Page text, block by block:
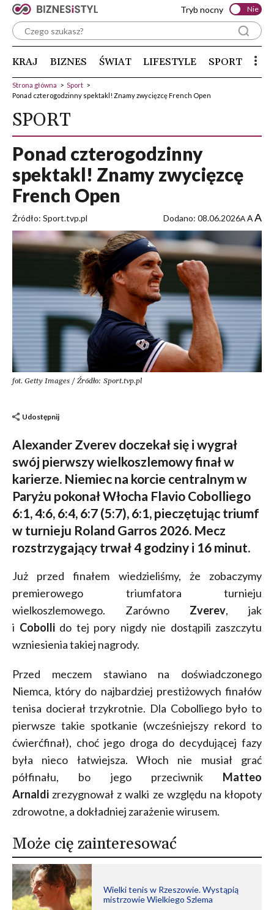
Tryb nocny Nie
KRAJ BIZNES ŚWIAT LIFESTYLE SPORT
Strona główna > Sport >
Ponad czterogodzinny spektakl! Znamy zwycięzcę French Open
SPORT
Ponad czterogodzinny
spektakl! Znamy zwycięzcę
French Open
Źródło: Sport.tvp.pl Dodano: 08.06.2026A AA
fot. Getty Images / Źródło: Sport.tvp.pl
Udostępnij
Alexander Zverev doczekał się i wygrał
swój pierwszy wielkoszlemowy finał w
karierze. Niemiec na korcie centralnym w
Paryżu pokonał Włocha Flavio Cobolliego
6:1, 4:6, 6:4, 6:7 (5:7), 6:1, pieczętując triumf
w turnieju Roland Garros 2026. Mecz
rozstrzygający trwał 4 godziny i 16 minut.
Już przed finałem wiedzieliśmy, że zobaczymy
premierowego triumfatora turnieju
wielkoszlemowego. Zarówno Zverev, jak
i Cobolli do tej pory nigdy nie dostąpili zaszczytu
wzniesienia takiej nagrody.
Przed meczem stawiano na doświadczonego
Niemca, który do najbardziej prestiżowych finałów
tenisa docierał trzykrotnie. Dla Cobolliego było to
pierwsze takie spotkanie (wcześniejszy rekord to
ćwierćfinał), choć jego droga do decydującej fazy
była nieco łatwiejsza. Włoch nie musiał grać
półfinału, bo jego przeciwnik Matteo
Arnaldi zrezygnował z walki ze względu na kłopoty
zdrowotne, a dokładniej zarażenie wirusem.
Może cię zainteresować
Wielki tenis w Rzeszowie. Wystąpią
mistrzowie Wielkiego Szlema